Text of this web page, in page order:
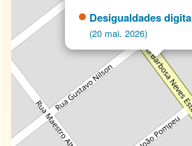
Desigualdades
(20 mai. 2026)